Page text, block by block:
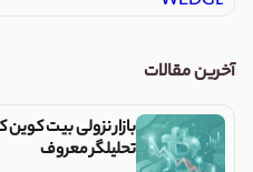
آخرین مقالات
بازار نزولی بیت
تحلیلگر معروف